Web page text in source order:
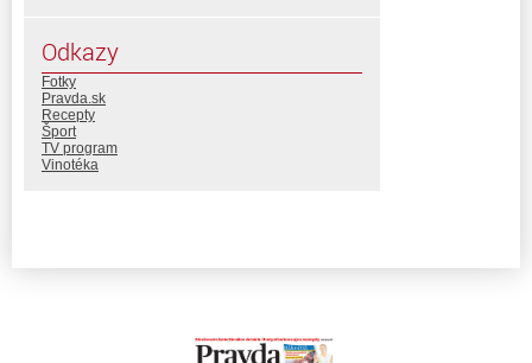
Odkazy
Fotky
Pravda.sk
Recepty
Šport
TV program
Vinotéka